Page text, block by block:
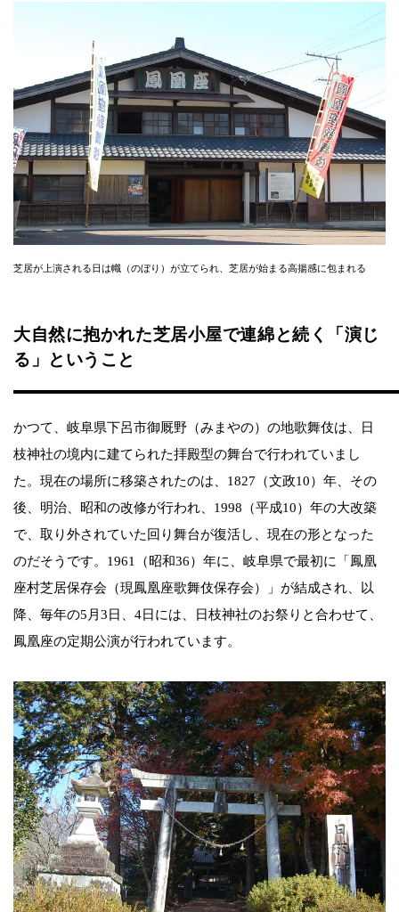
芝居が上演される日は幟（のぼり）が立てられ、芝居が始まる高揚感に包まれる
大自然に抱かれた芝居小屋で連綿と続く「演じ
る」ということ
かつて、岐阜県下呂市御厩野（みまやの）の地歌舞伎は、日
枝神社の境内に建てられた拝殿型の舞台で行われていまし
た。現在の場所に移築されたのは、1827（文政10）年、その
後、明治、昭和の改修が行われ、1998（平成10）年の大改築
で、取り外されていた回り舞台が復活し、現在の形となった
のだそうです。1961（昭和36）年に、岐阜県で最初に「鳳凰
座村芝居保存会（現鳳凰座歌舞伎保存会）」が結成され、以
降、毎年の5月3日、4日には、日枝神社のお祭りと合わせて、
鳳凰座の定期公演が行われています。